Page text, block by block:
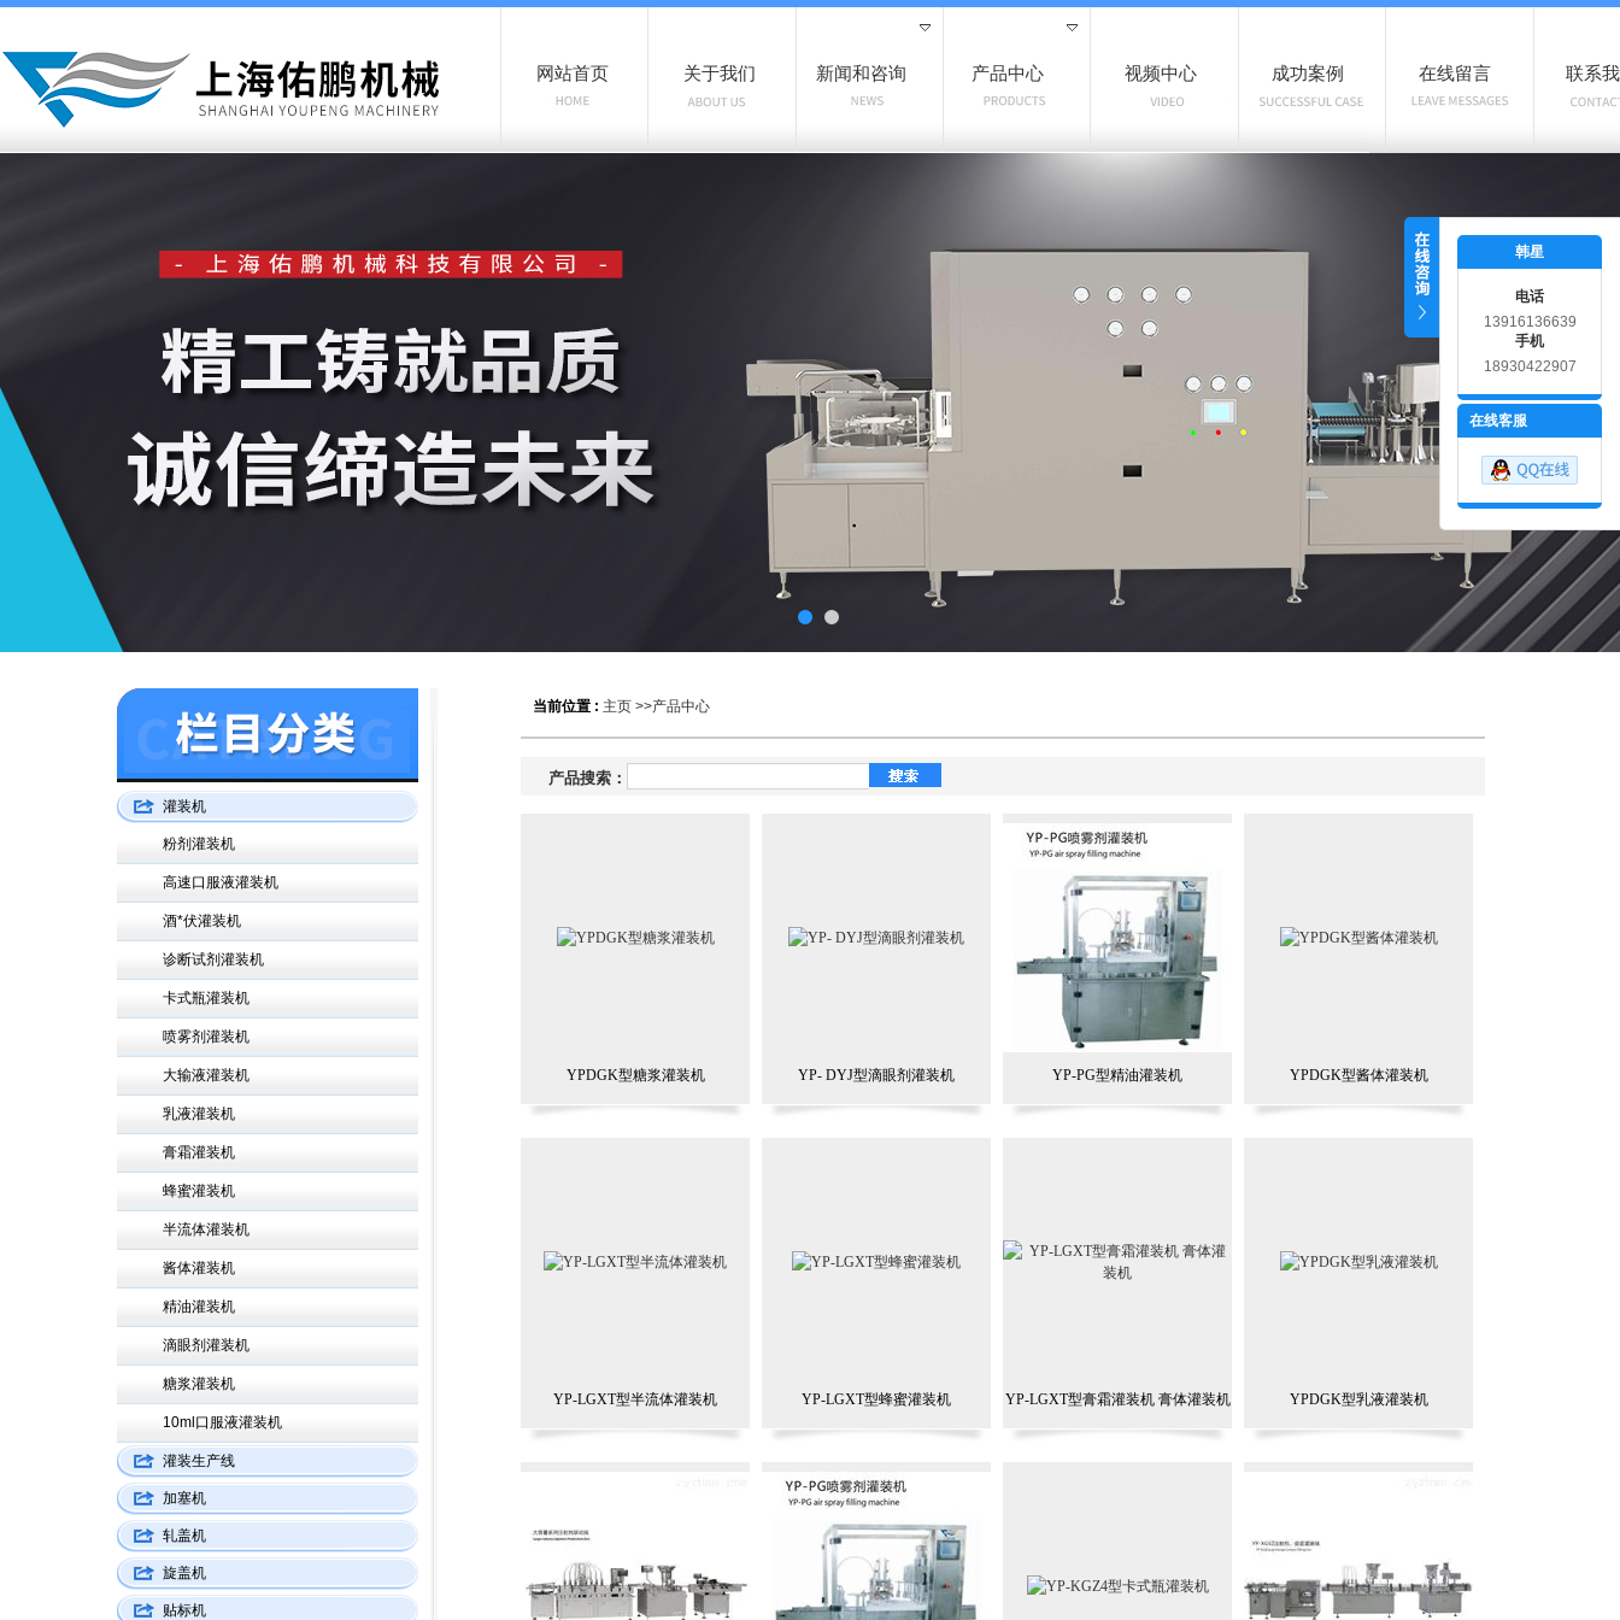
网站首页 关于我们 新闻和咨询 产品中心 视频中心 成功案例 在线留言 联系
当前位置 : 主页 >>产品中心
产品搜索：
YPDGK型糖浆灌装机 YP- DYJ型滴眼剂灌装机 YP-PG型精油灌装机 YPDGK型酱体灌装机
YP-LGXT型半流体灌装机 YP-LGXT型蜂蜜灌装机 YP-LGXT型膏霜灌装机 膏体灌装机 YPDGK型乳液灌装机
灌装机
粉剂灌装机
高速口服液灌装机
酒*伏灌装机
诊断试剂灌装机
卡式瓶灌装机
喷雾剂灌装机
大输液灌装机
乳液灌装机
膏霜灌装机
蜂蜜灌装机
半流体灌装机
酱体灌装机
精油灌装机
滴眼剂灌装机
糖浆灌装机
10ml口服液灌装机
灌装生产线
加塞机
轧盖机
旋盖机
贴标机
韩星
电话
13916136639
手机
18930422907
在线客服